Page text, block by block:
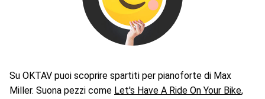
Su OKTAV puoi scoprire spartiti per pianoforte di Max
Miller. Suona pezzi come Let's Have A Ride On Your Bike,